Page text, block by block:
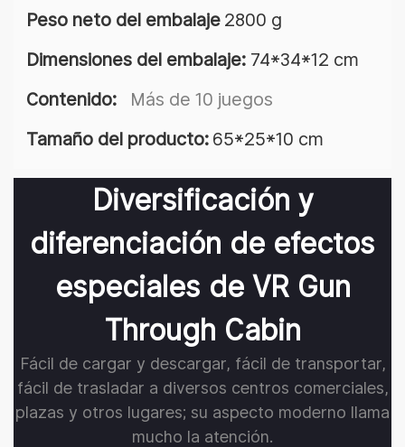
Peso neto del embalaje 2800 g
Dimensiones del embalaje: 74*34*12 cm
Contenido:
Más de 10 juegos
Tamaño del producto: 65*25*10 cm
Diversificación y
diferenciación de efectos
especiales de VR Gun
Through Cabin
Fácil de cargar y descargar, fácil de transportar,
fácil de trasladar a diversos centros comerciales,
plazas y otros lugares; su aspecto moderno llama
mucho la atención.